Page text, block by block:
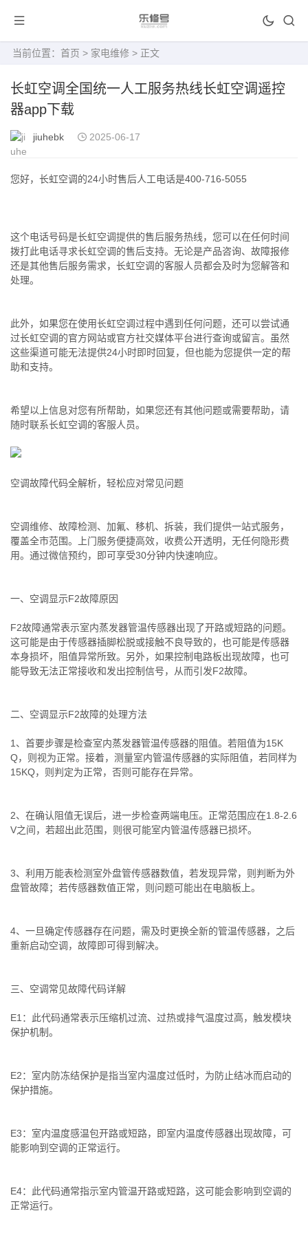
当前位置： 首页 > 家电维修 > 正文
长虹空调全国统一人工服务热线长虹空调遥控
器app下载
jiuhebk 2025-06-17
您好，长虹空调的24小时售后人工电话是400-716-5055
这个电话号码是长虹空调提供的售后服务热线，您可以在任何时间
拨打此电话寻求长虹空调的售后支持。无论是产品咨询、故障报修
还是其他售后服务需求，长虹空调的客服人员都会及时为您解答和
处理。
此外，如果您在使用长虹空调过程中遇到任何问题，还可以尝试通
过长虹空调的官方网站或官方社交媒体平台进行查询或留言。虽然
这些渠道可能无法提供24小时即时回复，但也能为您提供一定的帮
助和支持。
希望以上信息对您有所帮助，如果您还有其他问题或需要帮助，请
随时联系长虹空调的客服人员。
空调故障代码全解析，轻松应对常见问题
空调维修、故障检测、加氟、移机、拆装，我们提供一站式服务，
覆盖全市范围。上门服务便捷高效，收费公开透明，无任何隐形费
用。通过微信预约，即可享受30分钟内快速响应。
一、空调显示F2故障原因
F2故障通常表示室内蒸发器管温传感器出现了开路或短路的问题。
这可能是由于传感器插脚松脱或接触不良导致的，也可能是传感器
本身损坏，阻值异常所致。另外，如果控制电路板出现故障，也可
能导致无法正常接收和发出控制信号，从而引发F2故障。
二、空调显示F2故障的处理方法
1、首要步骤是检查室内蒸发器管温传感器的阻值。若阻值为15K
Q，则视为正常。接着，测量室内管温传感器的实际阻值，若同样为
15KQ，则判定为正常，否则可能存在异常。
2、在确认阻值无误后，进一步检查两端电压。正常范围应在1.8-2.6
V之间，若超出此范围，则很可能室内管温传感器已损坏。
3、利用万能表检测室外盘管传感器数值，若发现异常，则判断为外
盘管故障；若传感器数值正常，则问题可能出在电脑板上。
4、一旦确定传感器存在问题，需及时更换全新的管温传感器，之后
重新启动空调，故障即可得到解决。
三、空调常见故障代码详解
E1：此代码通常表示压缩机过流、过热或排气温度过高，触发模块
保护机制。
E2：室内防冻结保护是指当室内温度过低时，为防止结冰而启动的
保护措施。
E3：室内温度感温包开路或短路，即室内温度传感器出现故障，可
能影响到空调的正常运行。
E4：此代码通常指示室内管温开路或短路，这可能会影响到空调的
正常运行。